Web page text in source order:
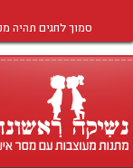
סמוך לחגים תהיה